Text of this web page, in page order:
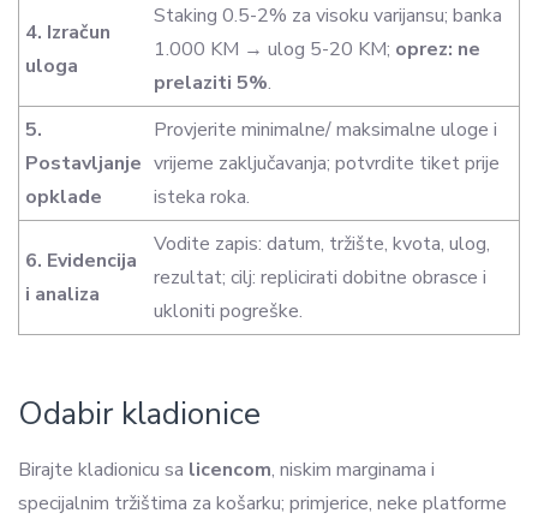
4. Izračun
uloga
Staking 0.5-2% za visoku varijansu; banka
1.000 KM → ulog 5-20 KM; oprez: ne
prelaziti 5%.
5.
Postavljanje
opklade
Provjerite minimalne/ maksimalne uloge i
vrijeme zaključavanja; potvrdite tiket prije
isteka roka.
6. Evidencija
i analiza
Vodite zapis: datum, tržište, kvota, ulog,
rezultat; cilj: replicirati dobitne obrasce i
ukloniti pogreške.
Odabir kladionice
Birajte kladionicu sa licencom, niskim marginama i
specijalnim tržištima za košarku; primjerice, neke platforme